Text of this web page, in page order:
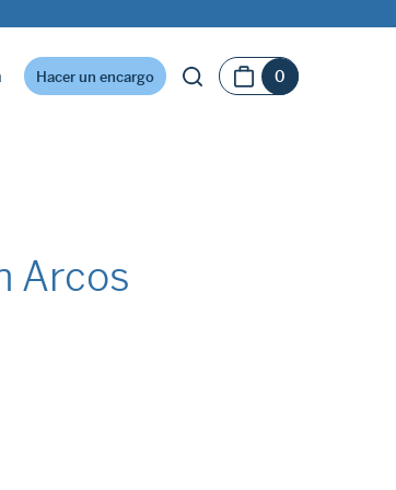
Hacer un encargo 0
Arcos